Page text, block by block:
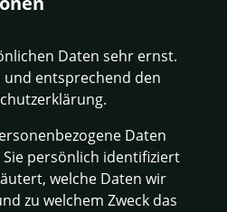
Daten sehr ernst.
entsprechend den
Daten
persönlich identifiziert
welche Daten wir
zu welchem Zweck das